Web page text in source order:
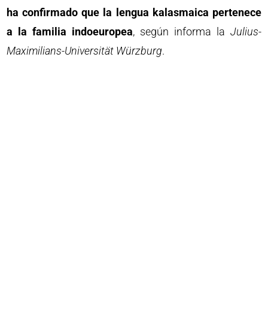
ha confirmado que la lengua kalasmaica pertenece
a la familia indoeuropea, según informa la Julius-
Maximilians-Universität Würzburg.